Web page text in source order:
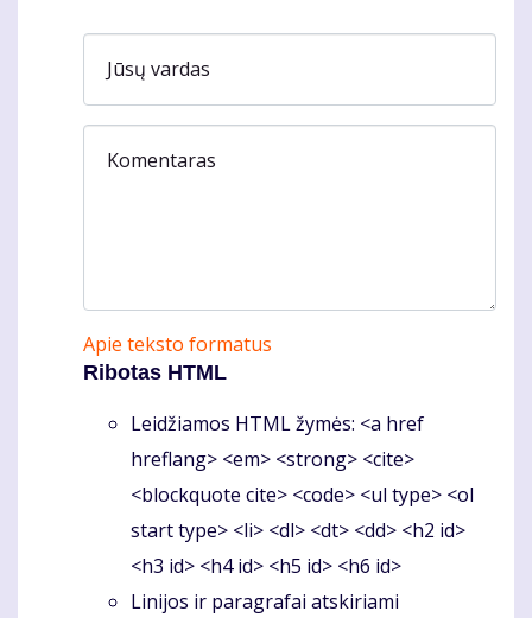
Jūsų vardas
Komentaras
Apie teksto formatus
Ribotas HTML
Leidžiamos HTML žymės: <a href
hreflang> <em> <strong> <cite>
<blockquote cite> <code> <ul type> <ol
start type> <li> <dl> <dt> <dd> <h2 id>
<h3 id> <h4 id> <h5 id> <h6 id>
Linijos ir paragrafai atskiriami